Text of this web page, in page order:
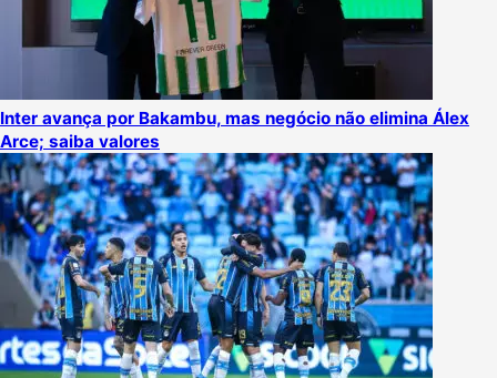
Inter avança por Bakambu, mas negócio não elimina Álex
Arce; saiba valores